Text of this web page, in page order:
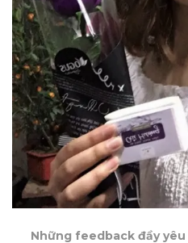
Những feedback đầy